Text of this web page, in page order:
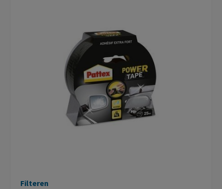
Filteren